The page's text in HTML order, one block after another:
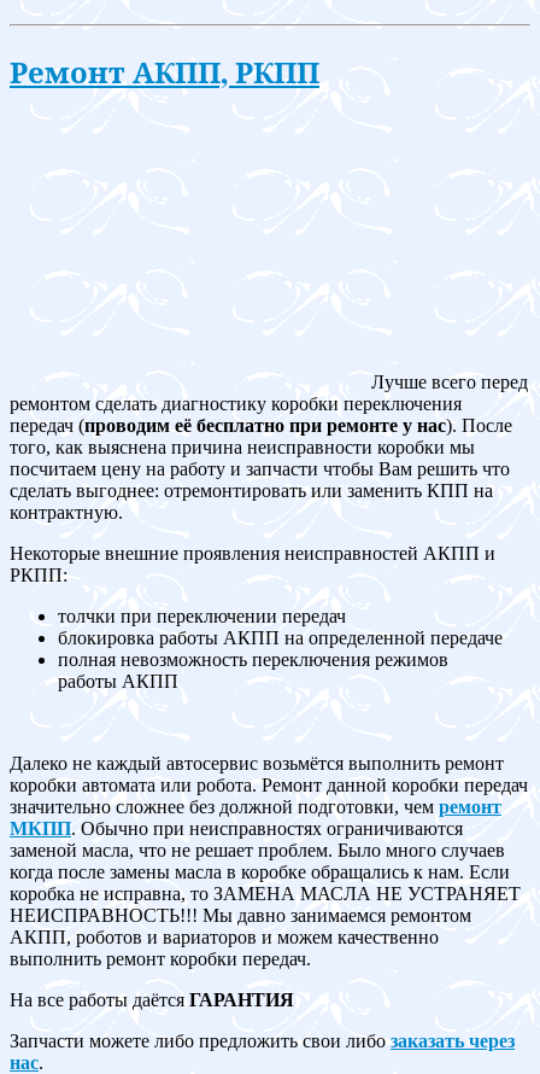
Ремонт АКПП, РКПП
Лучше всего перед
ремонтом сделать диагностику коробки переключения
передач (проводим её бесплатно при ремонте у нас). После
того, как выяснена причина неисправности коробки мы
посчитаем цену на работу и запчасти чтобы Вам решить что
сделать выгоднее: отремонтировать или заменить КПП на
контрактную.
Некоторые внешние проявления неисправностей АКПП и
РКПП:
толчки при переключении передач
блокировка работы АКПП на определенной передаче
полная невозможность переключения режимов
работы АКПП
Далеко не каждый автосервис возьмётся выполнить ремонт
коробки автомата или робота. Ремонт данной коробки передач
значительно сложнее без должной подготовки, чем ремонт
МКПП. Обычно при неисправностях ограничиваются
заменой масла, что не решает проблем. Было много случаев
когда после замены масла в коробке обращались к нам. Если
коробка не исправна, то ЗАМЕНА МАСЛА НЕ УСТРАНЯЕТ
НЕИСПРАВНОСТЬ!!! Мы давно занимаемся ремонтом
АКПП, роботов и вариаторов и можем качественно
выполнить ремонт коробки передач.
На все работы даётсяГАРАНТИЯ
Запчасти можете либо предложить свои либо заказать через
нас.